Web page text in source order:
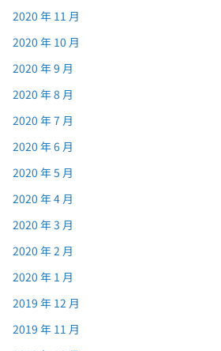
2020 年 11 月
2020 年 10 月
2020 年 9 月
2020 年 8 月
2020 年 7 月
2020 年 6 月
2020 年 5 月
2020 年 4 月
2020 年 3 月
2020 年 2 月
2020 年 1 月
2019 年 12 月
2019 年 11 月